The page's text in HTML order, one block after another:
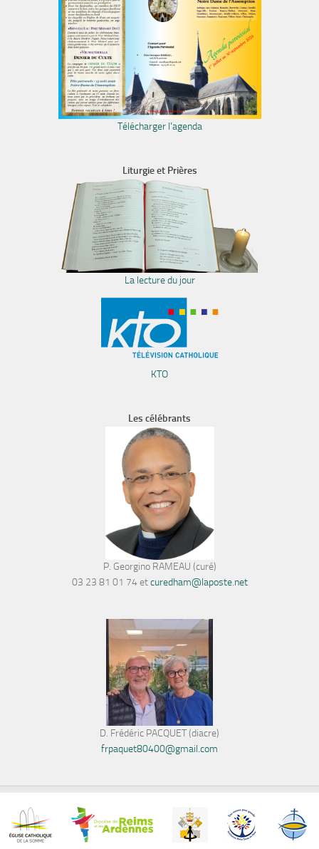
Télécharger l'agenda
Liturgie et Prières
La lecture du jour
KTO
Les célébrants
P. Georgino RAMEAU (curé)
03 23 81 01 74 etcuredham@laposte.net
D. Frédéric PACQUET (diacre)
frpaquet80400@gmail.com